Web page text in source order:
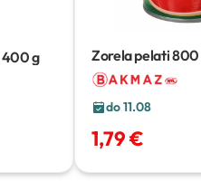
400 g Zorela pelati800
do 11.08
1,79 €